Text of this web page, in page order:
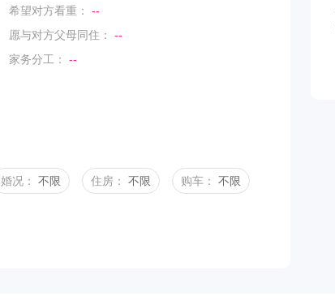
希望对方看重：
--
愿与对方父母同住：
--
家务分工： --
婚况： 不限 住房： 不限 购车： 不限